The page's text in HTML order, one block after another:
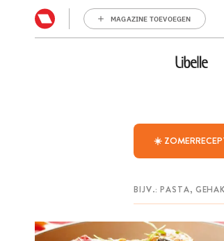
MAGAZINE TOEVOEGEN
☀️